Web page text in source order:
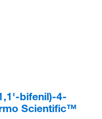
bifenil)-4-
Scientific™